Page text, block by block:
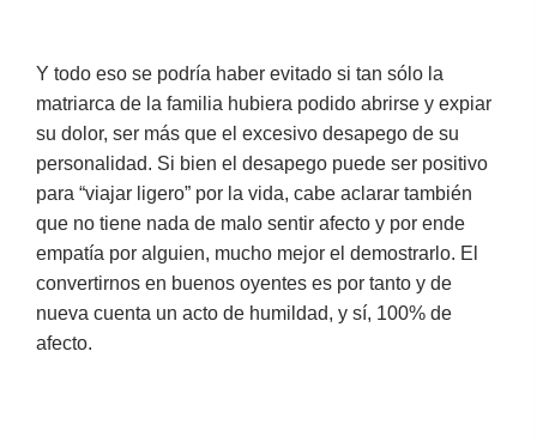
Y todo eso se podría haber evitado si tan sólo la
matriarca de la familia hubiera podido abrirse y expiar
su dolor, ser más que el excesivo desapego de su
personalidad. Si bien el desapego puede ser positivo
para “viajar ligero” por la vida, cabe aclarar también
que no tiene nada de malo sentir afecto y por ende
empatía por alguien, mucho mejor el demostrarlo. El
convertirnos en buenos oyentes es por tanto y de
nueva cuenta un acto de humildad, y sí, 100% de
afecto.